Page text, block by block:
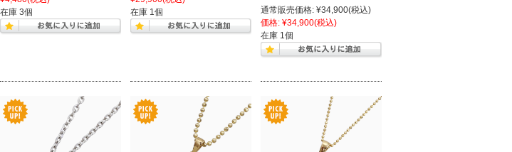
在庫 3個
在庫 1個
通常販売価格: ¥34,900(税込)
価格: ¥34,900(税込)
在庫 1個